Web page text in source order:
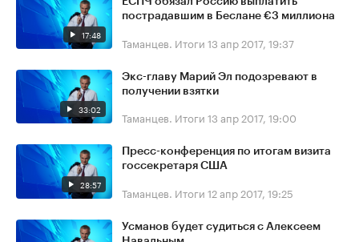
17:48
пострадавшим в Беслане €3 миллиона
Таманцев. Итоги 13 апр 2017, 19:37
33:02
Экс-главу Марий Эл подозревают в
получении взятки
Таманцев. Итоги 13 апр 2017, 19:00
28:57
Пресс-конференция по итогам визита
госсекретаря США
Таманцев. Итоги 12 апр 2017, 19:25
Усманов будет судиться с Алексеем